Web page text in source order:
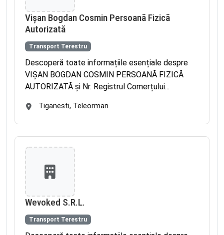
Vișan Bogdan Cosmin Persoană Fizică
Autorizată
Transport Terestru
Descoperă toate informațiile esențiale despre
VIŞAN BOGDAN COSMIN PERSOANĂ FIZICĂ
AUTORIZATĂ și Nr. Registrul Comerțului...
Tiganesti, Teleorman
Wevoked S.R.L.
Transport Terestru